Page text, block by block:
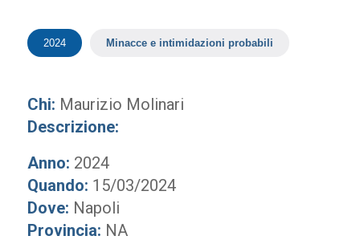
2024 Minacce e intimidazioni probabili
Chi: Maurizio Molinari
Descrizione:
Anno: 2024
Quando: 15/03/2024
Dove: Napoli
Provincia: NA